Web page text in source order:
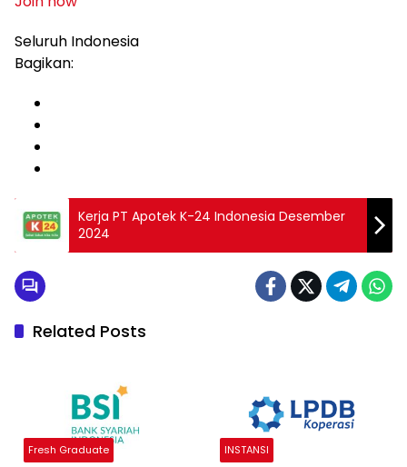
Seluruh Indonesia
Bagikan:
Kerja PT Apotek K-24 Indonesia Desember
2024
Related Posts
Fresh Graduate INSTANSI